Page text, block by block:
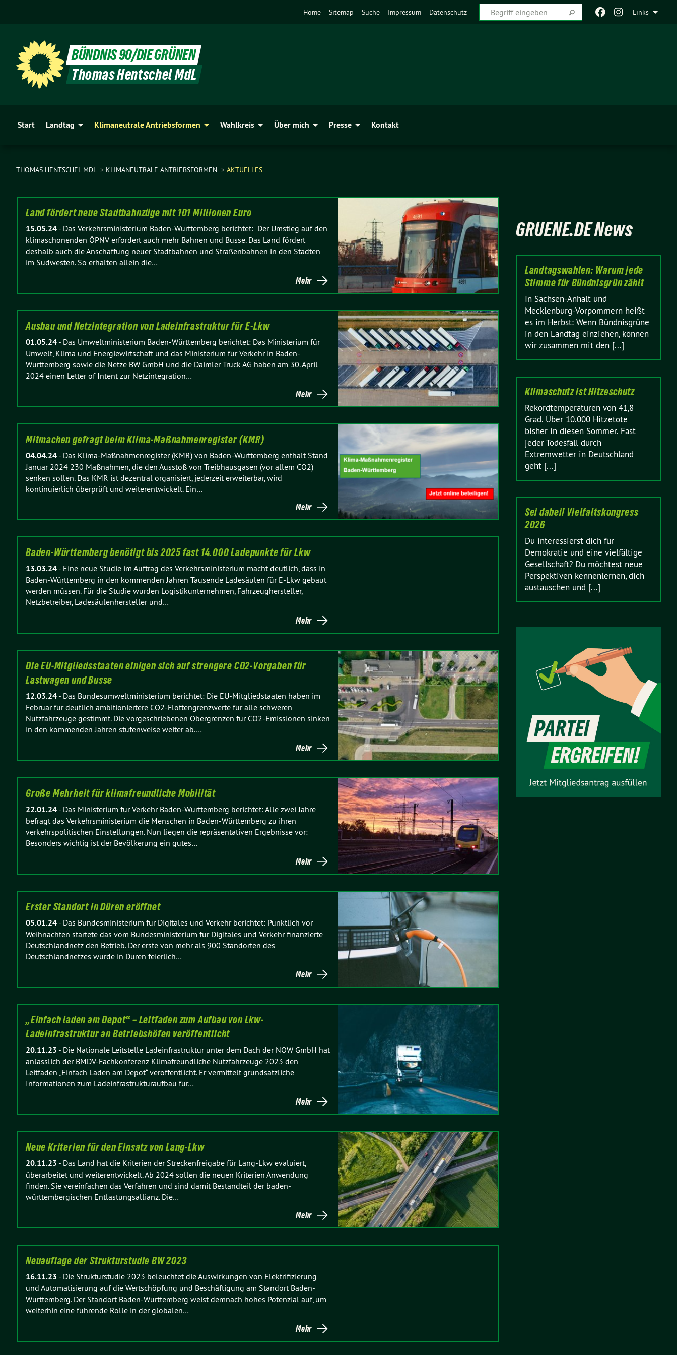
Links
Home Sitemap Suche Impressum Datenschutz
BÜNDNIS 90/DIE GRÜNEN
Thomas Hentschel MdL
Start Landtag Klimaneutrale Antriebsformen Wahlkreis Über mich Presse Kontakt
THOMAS HENTSCHEL MDL KLIMANEUTRALE ANTRIEBSFORMEN AKTUELLES
Land fördert neue Stadtbahnzüge mit 101 Millionen Euro
15.05.24 - Das Verkehrsministerium Baden-Württemberg berichtet: Der Umstieg auf den
klimaschonenden ÖPNV erfordert auch mehr Bahnen und Busse. Das Land fördert
deshalb auch die Anschaffung neuer Stadtbahnen und Straßenbahnen in den Städten
im Südwesten. So erhalten allein die…
Mehr
Ausbau und Netzintegration von Ladeinfrastruktur für E-Lkw
01.05.24 - Das Umweltministerium Baden-Württemberg berichtet: Das Ministerium für
Umwelt, Klima und Energiewirtschaft und das Ministerium für Verkehr in Baden-
Württemberg sowie die Netze BW GmbH und die Daimler Truck AG haben am 30. April
2024 einen Letter of Intent zur Netzintegration…
Mehr
Mitmachen gefragt beim Klima-Maßnahmenregister (KMR)
04.04.24 - Das Klima-Maßnahmenregister (KMR) von Baden-Württemberg enthält Stand
Januar 2024 230 Maßnahmen, die den Ausstoß von Treibhausgasen (vor allem CO2)
senken sollen. Das KMR ist dezentral organisiert, jederzeit erweiterbar, wird
kontinuierlich überprüft und weiterentwickelt. Ein…
Mehr
Baden-Württemberg benötigt bis 2025 fast 14.000 Ladepunkte für Lkw
13.03.24 - Eine neue Studie im Auftrag des Verkehrsministerium macht deutlich, dass in
Baden-Württemberg in den kommenden Jahren Tausende Ladesäulen für E-Lkw gebaut
werden müssen. Für die Studie wurden Logistikunternehmen, Fahrzeughersteller,
Netzbetreiber, Ladesäulenhersteller und…
Mehr
Die EU-Mitgliedsstaaten einigen sich auf strengere CO2-Vorgaben für
Lastwagen und Busse
12.03.24 - Das Bundesumweltministerium berichtet: Die EU-Mitgliedstaaten haben im
Februar für deutlich ambitioniertere CO2-Flottengrenzwerte für alle schweren
Nutzfahrzeuge gestimmt. Die vorgeschriebenen Obergrenzen für CO2-Emissionen sinken
in den kommenden Jahren stufenweise weiter ab.…
Mehr
Große Mehrheit für klimafreundliche Mobilität
22.01.24 - Das Ministerium für Verkehr Baden-Württemberg berichtet: Alle zwei Jahre
befragt das Verkehrsministerium die Menschen in Baden-Württemberg zu ihren
verkehrspolitischen Einstellungen. Nun liegen die repräsentativen Ergebnisse vor:
Besonders wichtig ist der Bevölkerung ein gutes…
Mehr
Erster Standort in Düren eröffnet
05.01.24 - Das Bundesministerium für Digitales und Verkehr berichtet: Pünktlich vor
Weihnachten startete das vom Bundesministerium für Digitales und Verkehr finanzierte
Deutschlandnetz den Betrieb. Der erste von mehr als 900 Standorten des
Deutschlandnetzes wurde in Düren feierlich…
Mehr
„Einfach laden am Depot“ – Leitfaden zum Aufbau von Lkw-
Ladeinfrastruktur an Betriebshöfen veröffentlicht
20.11.23 - Die Nationale Leitstelle Ladeinfrastruktur unter dem Dach der NOW GmbH hat
anlässlich der BMDV-Fachkonferenz Klimafreundliche Nutzfahrzeuge 2023 den
Leitfaden „Einfach Laden am Depot“ veröffentlicht. Er vermittelt grundsätzliche
Informationen zum Ladeinfrastrukturaufbau für…
Mehr
Neue Kriterien für den Einsatz von Lang-Lkw
20.11.23 - Das Land hat die Kriterien der Streckenfreigabe für Lang-Lkw evaluiert,
überarbeitet und weiterentwickelt. Ab 2024 sollen die neuen Kriterien Anwendung
finden. Sie vereinfachen das Verfahren und sind damit Bestandteil der baden-
württembergischen Entlastungsallianz. Die…
Mehr
Neuauflage der Strukturstudie BW 2023
16.11.23 - Die Strukturstudie 2023 beleuchtet die Auswirkungen von Elektrifizierung
und Automatisierung auf die Wertschöpfung und Beschäftigung am Standort Baden-
Württemberg. Der Standort Baden-Württemberg weist demnach hohes Potenzial auf, um
weiterhin eine führende Rolle in der globalen…
Mehr
GRUENE.DE News
Landtagswahlen: Warum jede
Stimme für Bündnisgrün zählt
In Sachsen-Anhalt und
Mecklenburg-Vorpommern heißt
es im Herbst: Wenn Bündnisgrüne
in den Landtag einziehen, können
wir zusammen mit den [...]
Klimaschutz ist Hitzeschutz
Rekordtemperaturen von 41,8
Grad. Über 10.000 Hitzetote
bisher in diesen Sommer. Fast
jeder Todesfall durch
Extremwetter in Deutschland
geht [...]
Sei dabei! Vielfaltskongress
2026
Du interessierst dich für
Demokratie und eine vielfältige
Gesellschaft? Du möchtest neue
Perspektiven kennenlernen, dich
austauschen und [...]